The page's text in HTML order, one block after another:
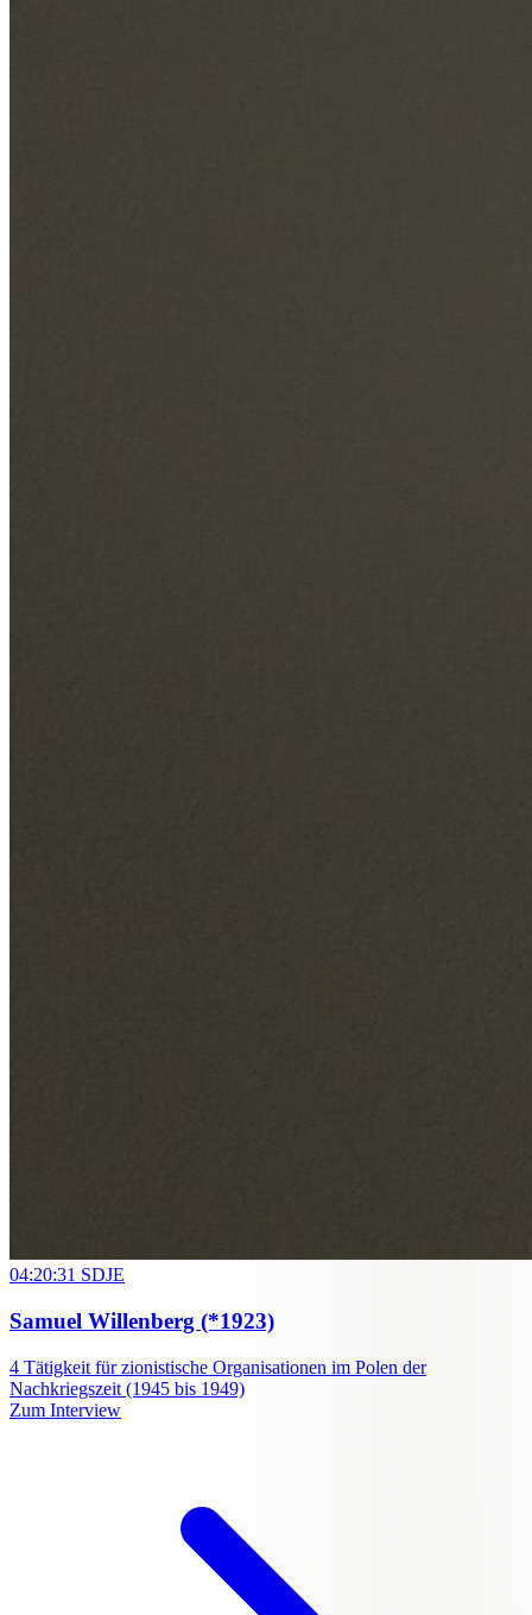
04:20:31 SDJE
Samuel Willenberg (*1923)
4 Tätigkeit für zionistische Organisationen im Polen der
Nachkriegszeit (1945 bis 1949)
Zum Interview